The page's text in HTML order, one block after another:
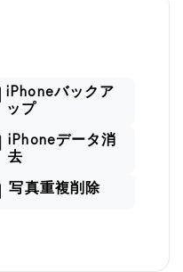
iPhoneバックア
ップ
iPhoneデータ消
去
写真重複削除